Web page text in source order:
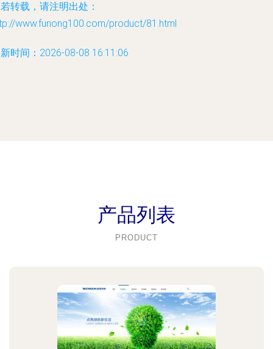
转载，请注明出处：
www.funong100.com/product/81.html
时间：2026-08-08 16:11:06
产品列表
PRODUCT